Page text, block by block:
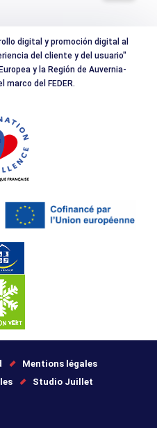
digital y promoción digital al
del cliente y del usuario"
y la Región de Auvernia-
marco del FEDER.
Mentions légales
Studio Juillet